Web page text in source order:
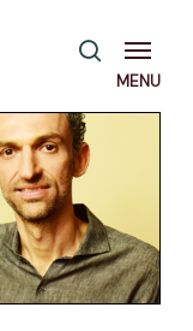
pesquisa
Menu